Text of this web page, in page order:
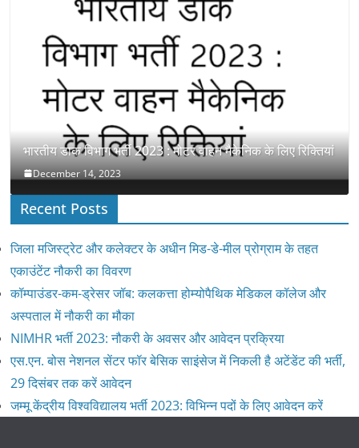
भारतीय डाक विभाग भर्ती 2023 : मोटर वाहन मैकेनिक के लिए रिक्तियां
December 14, 2023
Recent Posts
जिला मजिस्ट्रेट और कलेक्टर के अधीन मिड-डे-मील प्रोग्राम के तहत
एकाउंटेंट नौकरी का विवरण
कॉम्पाउंडर-कम-ड्रेसर जॉब: कलकत्ता होम्योपैथिक मेडिकल कॉलेज और
अस्पताल में नौकरी का मौका
NIMHR भर्ती 2023: नौकरी के अवसर और आवेदन प्रक्रिया
एस.एन. बोस नेशनल सेंटर फॉर बेसिक साइंसेज में निकली है अटेंडेंट की भर्ती,
29 दिसंबर तक करें आवेदन
जम्मू केंद्रीय विश्वविद्यालय भर्ती 2023: विभिन्न पदों के लिए आवेदन करें